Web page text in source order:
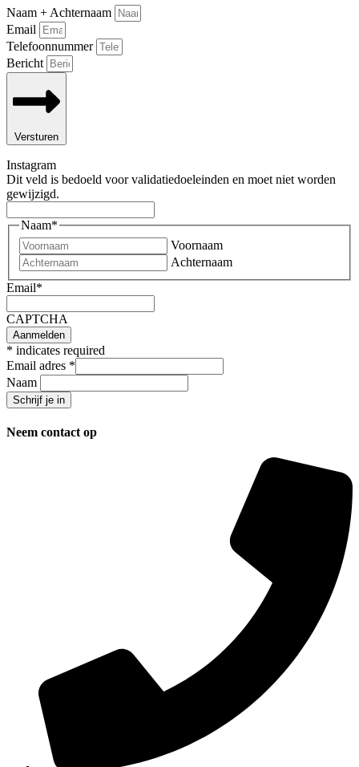
Naam + Achternaam
Email
Telefoonnummer
Bericht
Versturen
Instagram
Dit veld is bedoeld voor validatiedoeleinden en moet niet worden
gewijzigd.
Naam*
Voornaam
Achternaam
Email*
CAPTCHA
* indicates required
Email adres *
Naam
Neem contact op